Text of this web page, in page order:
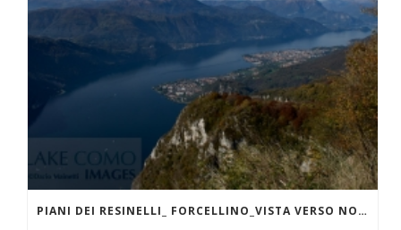
PIANI DEI RESINELLI_ FORCELLINO_VISTA VERSO NORD